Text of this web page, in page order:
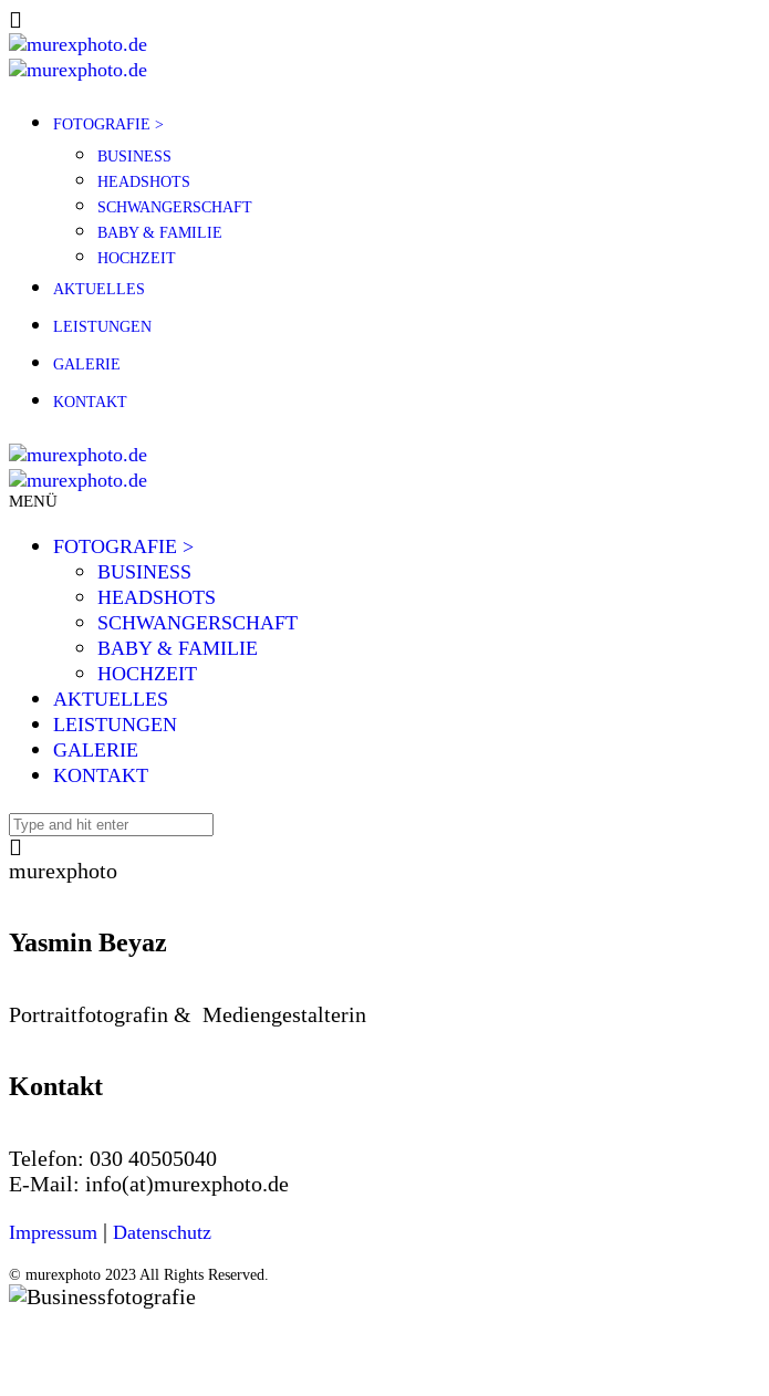
FOTOGRAFIE >
BUSINESS
HEADSHOTS
SCHWANGERSCHAFT
BABY & FAMILIE
HOCHZEIT
AKTUELLES
LEISTUNGEN
GALERIE
KONTAKT
MENÜ
FOTOGRAFIE >
BUSINESS
HEADSHOTS
SCHWANGERSCHAFT
BABY & FAMILIE
HOCHZEIT
AKTUELLES
LEISTUNGEN
GALERIE
KONTAKT
murexphoto
Yasmin Beyaz
Portraitfotografin & Mediengestalterin
Kontakt
Telefon: 030 40505040
E-Mail: info(at)murexphoto.de
Impressum | Datenschutz
© murexphoto 2023 All Rights Reserved.